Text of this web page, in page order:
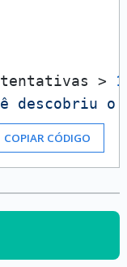
> 1
descobriu o
COPIAR CÓDIGO